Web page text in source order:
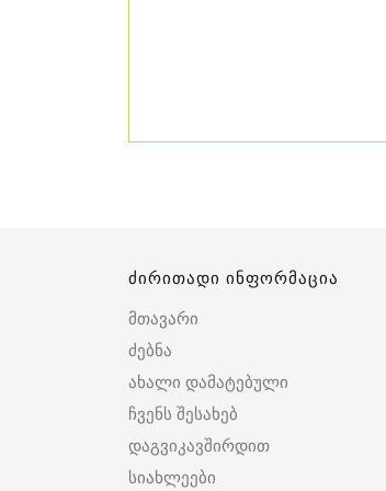
ძირითადი ინფორმაცია
მთავარი
ძებნა
ახალი დამატებული
ჩვენს შესახებ
დაგვიკავშირდით
სიახლეები